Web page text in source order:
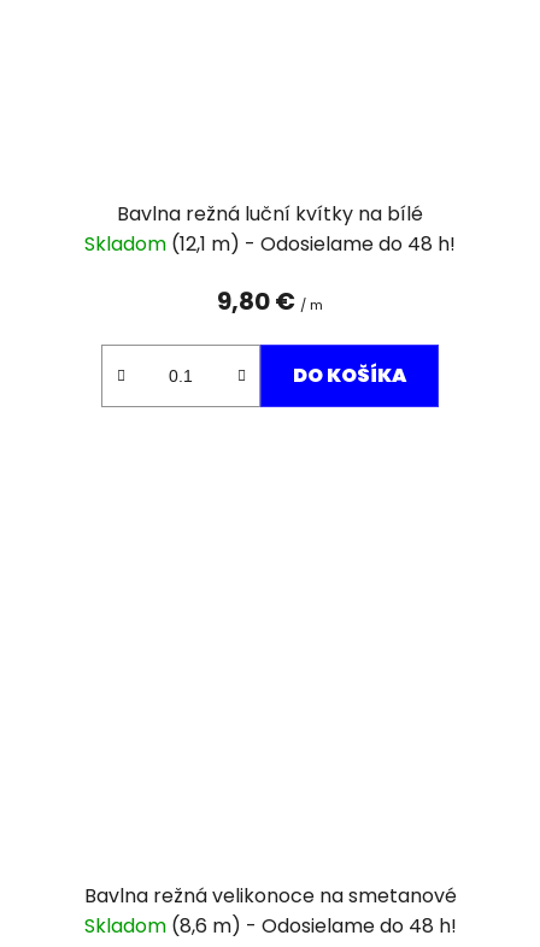
Bavlna režná luční kvítky na bílé
Skladom (12,1 m)
9,80 € / m
DO KOŠÍKA
Bavlna režná velikonoce na smetanové
Skladom (8,6 m)